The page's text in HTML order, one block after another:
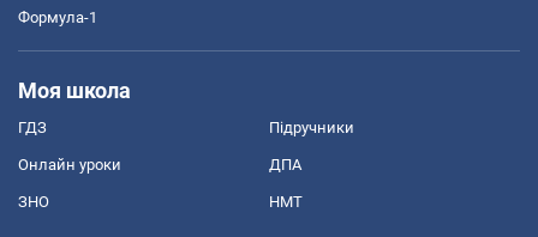
Формула-1
Моя школа
ГДЗ Підручники
Онлайн уроки ДПА
ЗНО НМТ